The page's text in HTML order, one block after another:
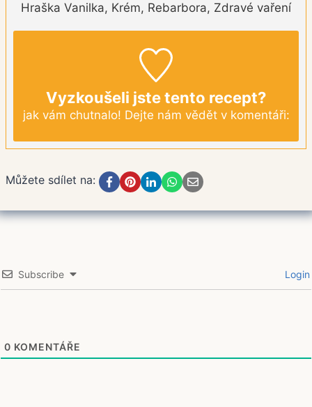
Hraška Vanilka, Krém, Rebarbora, Zdravé vaření
Vyzkoušeli jste tento recept?
jak vám chutnalo! Dejte nám vědět v komentáři:
Můžete sdílet na:
Subscribe Login
0 KOMENTÁŘE